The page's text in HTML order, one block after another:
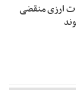
ارزی منقضی